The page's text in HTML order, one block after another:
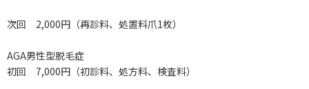
次回 2,000円（再診料、処置料爪1枚）
AGA男性型脱毛症
初回 7,000円（初診料、処方料、検査料）